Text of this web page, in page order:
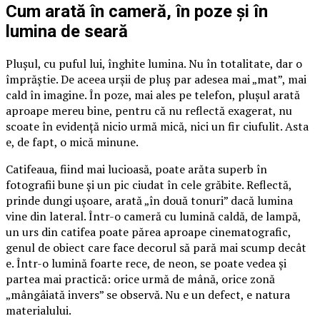
Cum arată în cameră, în poze și în
lumina de seară
Plușul, cu puful lui, înghite lumina. Nu în totalitate, dar o
împrăștie. De aceea urșii de pluș par adesea mai „mat”, mai
cald în imagine. În poze, mai ales pe telefon, plușul arată
aproape mereu bine, pentru că nu reflectă exagerat, nu
scoate în evidență nicio urmă mică, nici un fir ciufulit. Asta
e, de fapt, o mică minune.
Catifeaua, fiind mai lucioasă, poate arăta superb în
fotografii bune și un pic ciudat în cele grăbite. Reflectă,
prinde dungi ușoare, arată „în două tonuri” dacă lumina
vine din lateral. Într-o cameră cu lumină caldă, de lampă,
un urs din catifea poate părea aproape cinematografic,
genul de obiect care face decorul să pară mai scump decât
e. Într-o lumină foarte rece, de neon, se poate vedea și
partea mai practică: orice urmă de mână, orice zonă
„mângâiată invers” se observă. Nu e un defect, e natura
materialului.